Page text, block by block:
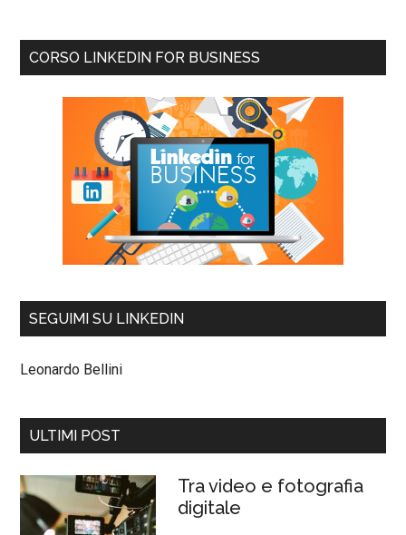
CORSO LINKEDIN FOR BUSINESS
SEGUIMI SU LINKEDIN
Leonardo Bellini
ULTIMI POST
Tra video e fotografia
digitale